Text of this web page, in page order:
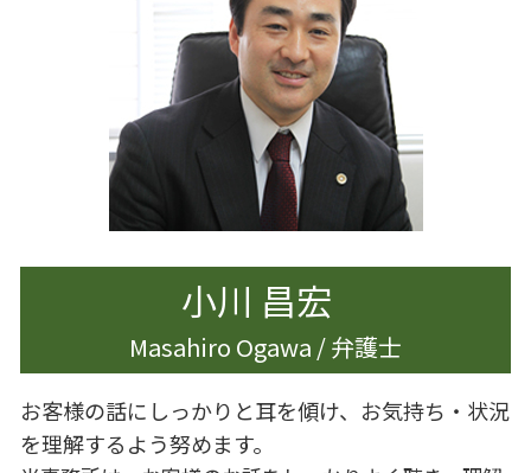
企業法務 労働時間
相続 手続き 期限
遺産分割 相手方 認知症
生前対策 弁護士
相続 少ない場合
離婚 慰謝料 理由
離婚したい 男
離婚 遺産相続
離婚 慰謝料 払わない
小川 昌宏
Masahiro Ogawa / 弁護士
お客様の話にしっかりと耳を傾け、お気持ち・状況
を理解するよう努めます。